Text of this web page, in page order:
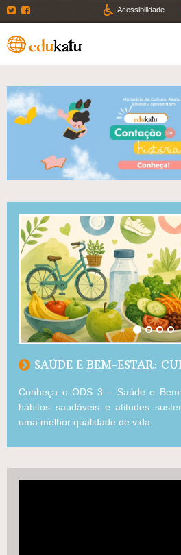
Twitter Acessibilidade
SAÚDE E BEM-ESTAR: CUIDAR DE SI
Conheça o ODS 3 – Saúde e
hábitos saudáveis e atitudes
uma melhor qualidade de vida.